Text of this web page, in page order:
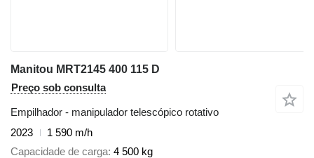
Manitou MRT2145 400 115 D
Preço sob consulta
Empilhador - manipulador telescópico rotativo
2023
1 590 m/h
Capacidade de carga 4 500 kg